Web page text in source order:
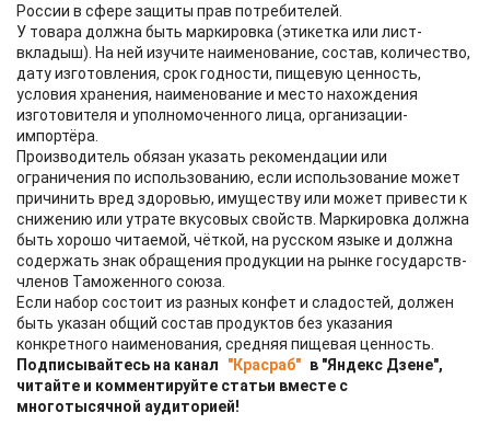
России в сфере защиты прав потребителей.
У товара должна быть маркировка (этикетка или лист-
вкладыш). На ней изучите наименование, состав, количество,
дату изготовления, срок годности, пищевую ценность,
условия хранения, наименование и место нахождения
изготовителя и уполномоченного лица, организации-
импортёра.
Производитель обязан указать рекомендации или
ограничения по использованию, если использование может
причинить вред здоровью, имуществу или может привести к
снижению или утрате вкусовых свойств. Маркировка должна
быть хорошо читаемой, чёткой, на русском языке и должна
содержать знак обращения продукции на рынке государств-
членов Таможенного союза.
Если набор состоит из разных конфет и сладостей, должен
быть указан общий состав продуктов без указания
конкретного наименования, средняя пищевая ценность.
Подписывайтесь на канал
"Красраб" в "Яндекс Дзене",
читайте и комментируйте статьи вместе с
многотысячной аудиторией!